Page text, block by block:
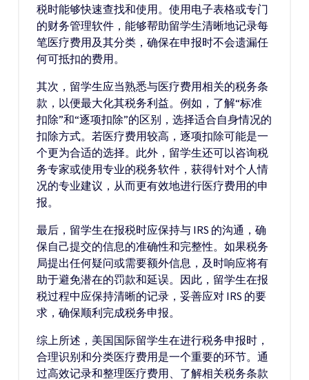
税时能够快速查找和使用。使用电子表格或专门
的财务管理软件，能够帮助留学生清晰地记录每
笔医疗费用及其分类，确保在申报时不会遗漏任
何可抵扣的费用。
其次，留学生应当熟悉与医疗费用相关的税务条
款，以便最大化其税务利益。例如，了解“标准
扣除”和“逐项扣除”的区别，选择适合自身情况的
扣除方式。若医疗费用较高，逐项扣除可能是一
个更为合适的选择。此外，留学生还可以咨询税
务专家或使用专业的税务软件，获得针对个人情
况的专业建议，从而更有效地进行医疗费用的申
报。
最后，留学生在报税时应保持与 IRS 的沟通，确
保自己提交的信息的准确性和完整性。如果税务
局提出任何疑问或需要额外信息，及时响应将有
助于避免潜在的罚款和延误。因此，留学生在报
税过程中应保持清晰的记录，妥善应对 IRS 的要
求，确保顺利完成税务申报。
综上所述，美国国际留学生在进行税务申报时，
合理识别和分类医疗费用是一个重要的环节。通
过高效记录和整理医疗费用、了解相关税务条款